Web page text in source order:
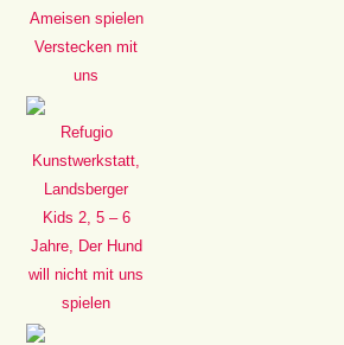
Ameisen spielen
Verstecken mit
uns
Refugio
Kunstwerkstatt,
Landsberger
Kids 2, 5 – 6
Jahre, Der Hund
will nicht mit uns
spielen